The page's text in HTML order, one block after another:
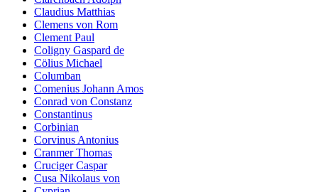
Claudius Matthias
Clemens von Rom
Clement Paul
Coligny Gaspard de
Cölius Michael
Columban
Comenius Johann Amos
Conrad von Constanz
Constantinus
Corbinian
Corvinus Antonius
Cranmer Thomas
Cruciger Caspar
Cusa Nikolaus von